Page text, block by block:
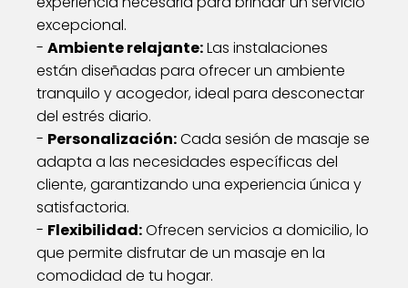
excepcional.
- Ambiente relajante:Las instalaciones
están diseñadas para ofrecer un ambiente
tranquilo y acogedor, ideal para desconectar
del estrés diario.
- Personalización:Cada sesión de masaje se
adapta a las necesidades específicas del
cliente, garantizando una experiencia única y
satisfactoria.
- Flexibilidad:Ofrecen servicios a domicilio, lo
que permite disfrutar de un masaje en la
comodidad de tu hogar.